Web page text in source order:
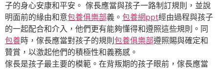
子的身心安康和平安。 傢長應當與孩子一路制訂規則，並說
明面前的緣由和意包養俱樂部義。 包養網ppt經由過程與孩子
的一起配合和介入，他們更有能夠懂得和遵照這些規則。同
包養時，傢長應當對孩子的規則 包養俱樂部遵照賜與確定和
贊賞，以激起他們的積極性和義務感。
傢長是孩子最主要的模範。在背叛期的孩子眼前，傢長應當